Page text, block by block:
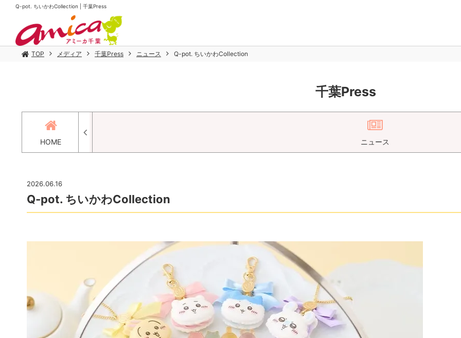
Q-pot. ちいかわCollection | 千葉Press
TOP メディア 千葉Press ニュース Q-pot. ちいかわCollection
千葉Press
HOME ニュース
2026.06.16
Q-pot. ちいかわCollection